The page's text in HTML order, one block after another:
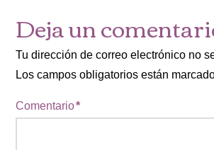
Deja un
Tu dirección de correo electrónico no
Los campos obligatorios están
Comentario*